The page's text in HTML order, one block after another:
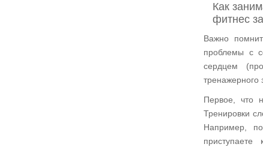
Как
фитнес
Важно
проблемы с
сердцем
тренажерного
Первое, что
Тренировки
Например,